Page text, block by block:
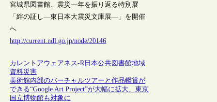
宮城県図書館、震災一年を振り返る特別展
「絆の証し―東日本大震災文庫展―」を開催
へ
http://current.ndl.go.jp/node/20146
カレントアウェアネス-R 日本公共図書館地域
資料災害
美術館内部のバーチャルツアーと作品鑑賞が
できる“Google Art Project”が大幅に拡大、東京
国立博物館も対象に